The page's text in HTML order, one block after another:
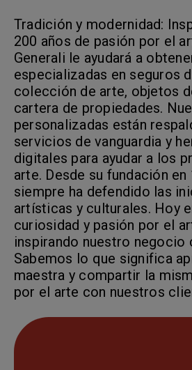
Tradición y modernidad:
200 años de pasión por el
Generali le ayudará a
especializadas en seguros
colección de arte, objetos
cartera de propiedades.
personalizadas están
servicios de vanguardia y
digitales para ayudar a los
arte. Desde su fundación en
siempre ha defendido las
artísticas y culturales. Hoy
curiosidad y pasión por el
inspirando nuestro negocio
Sabemos lo que significa
maestra y compartir la
por el arte con nuestros